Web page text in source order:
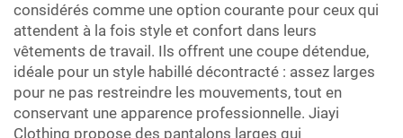
considérés comme une option courante pour ceux qui
attendent à la fois style et confort dans leurs
vêtements de travail. Ils offrent une coupe détendue,
idéale pour un style habillé décontracté : assez larges
pour ne pas restreindre les mouvements, tout en
conservant une apparence professionnelle. Jiayi
Clothing propose des pantalons larges qui